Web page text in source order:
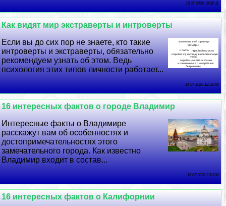
15 07 2026 19:52:11
Как видят мир экстраверты и интроверты
Если вы до сих пор не знаете, кто такие
интроверты и экстраверты, обязательно
рекомендуем узнать об этом. Ведь
психология этих типов личности работает...
14 07 2026 12:58:48
16 интересных фактов о городе Владимир
Интересные факты о Владимире
расскажут вам об особенностях и
достопримечательностях этого
замечательного города. Как известно
Владимир входит в состав...
13 07 2026 2:13:38
16 интересных фактов о Калифорнии